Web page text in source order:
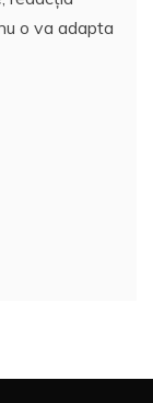
o va adapta